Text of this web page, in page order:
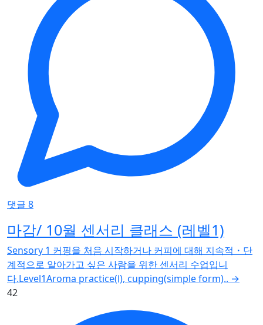
댓글 8
마감/ 10월 센서리 클래스 (레벨1)
Sensory 1 커핑을 처음 시작하거나 커피에 대해 지속적・단
계적으로 알아가고 싶은 사람을 위한 센서리 수업입니
다.Level1Aroma practice(Ⅰ), cupping(simple form).. →
42